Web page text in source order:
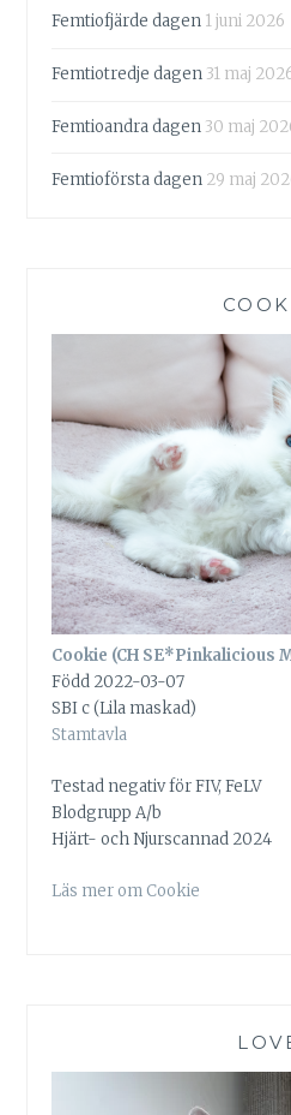
Femtiofjärde dagen 1 juni 2026
Femtiotredje dagen 31 maj
Femtioandra dagen 30 maj
Femtioförsta dagen 29 maj
Cookie (CH SE*Pinkalicious
Född 2022-03-07
SBI c (Lila maskad)
Stamtavla
Testad negativ för FIV, FeLV
Blodgrupp A/b
Hjärt- och Njurscannad 2024
Läs mer om Cookie